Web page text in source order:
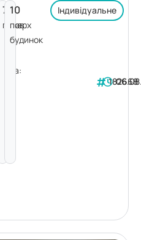
7
поверх
10
пов.
будинок
Індивідуальне
182668